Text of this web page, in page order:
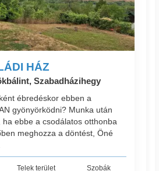
HÁZ
Szabadházihegy
ébredéskor ebben a
gyönyörködni? Munka után
ha ebbe a csodálatos otthonba
meghozza a döntést, Öné
Telek terület Szobák